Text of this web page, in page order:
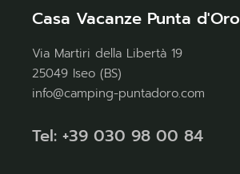
Casa Vacanze Punta d'Oro
Via Martiri della Libertà 19
25049 Iseo (BS)
info@camping-puntadoro.com
Tel: +39 030 98 00 84